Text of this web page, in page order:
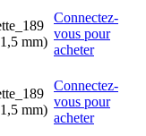
mm)
Connectez-
vous pour
acheter
mm)
Connectez-
vous pour
acheter